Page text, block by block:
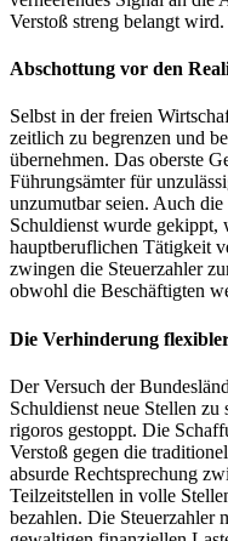
Verstoß streng belangt wird.
Abschottung vor den
Selbst in der freien
zeitlich zu begrenzen und
übernehmen. Das oberste
Führungsämter für
unzumutbar seien. Auch
Schuldienst wurde gekippt,
hauptberuflichen Tätigkeit
zwingen die Steuerzahler
obwohl die Beschäftigten
Die Verhinderung
Der Versuch der
Schuldienst neue Stellen
rigoros gestoppt. Die
Verstoß gegen die
absurde Rechtsprechung
Teilzeitstellen in volle
bezahlen. Die Steuerzahler